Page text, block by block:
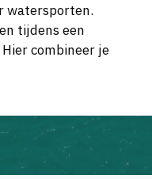
watersporten.
tijdens een
combineer je